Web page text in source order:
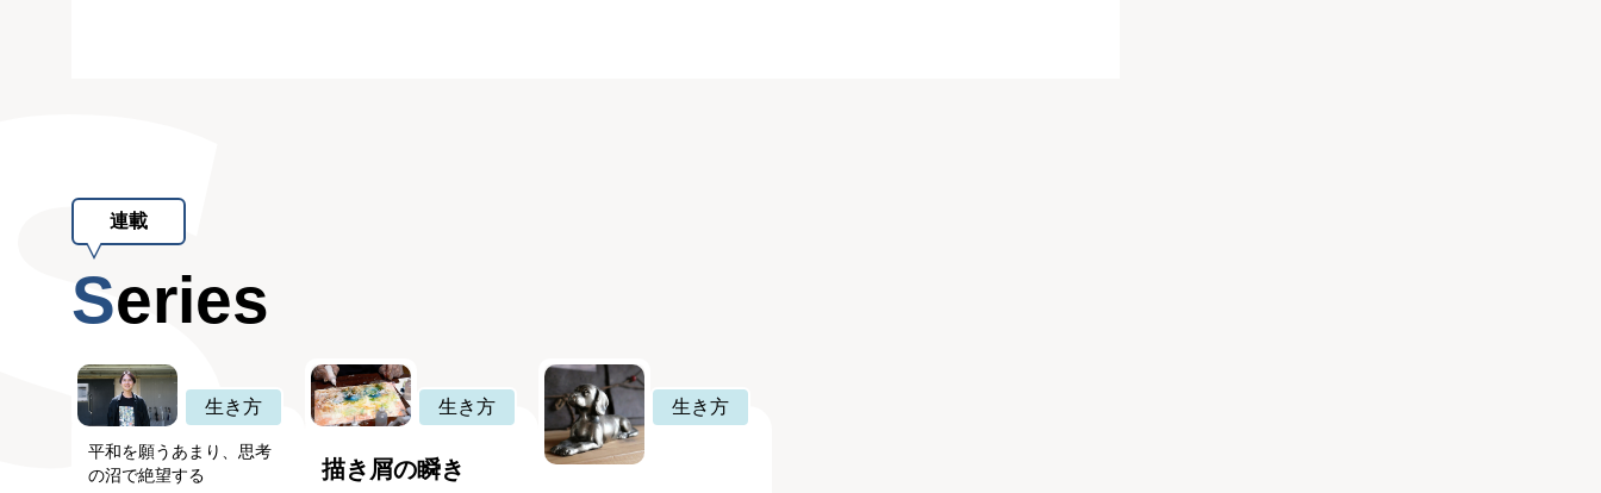
連載
Series
生き方
平和を願うあまり、思考
の沼で絶望する
生き方
描き屑の瞬き
生き方